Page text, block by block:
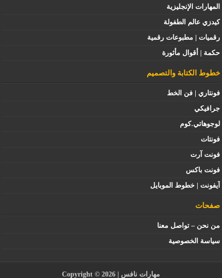
المهارات الإنجليزية
كيدزي عالم الطفولة
رقميات | مطبوعات رقمية
حكمة | أقوال مأثورة
خطوط الكتابة والتصميم
فونتاري | فن الخط
جرافيكي
لوجوهاتي.كوم
فونتات
فونت آرت
فونت باكس
آيفونت | خطوط الموبايل
صفحات
من نحن – تواصل معنا
سياسة الخصوصية
مهارات نافس